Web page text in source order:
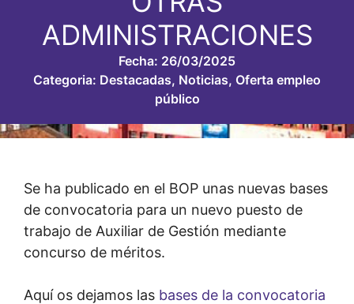
ADMINISTRACIONES
Fecha: 26/03/2025
Categoria: Destacadas, Noticias, Oferta empleo
público
Se ha publicado en el BOP unas nuevas bases
de convocatoria para un nuevo puesto de
trabajo de Auxiliar de Gestión mediante
concurso de méritos.
Aquí os dejamos las bases de la convocatoria